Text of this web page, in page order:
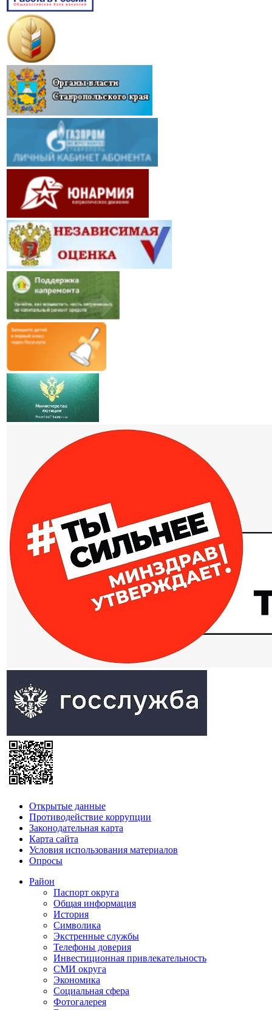
Открытые данные
Противодействие коррупции
Законодательная карта
Карта сайта
Условия использования материалов
Опросы
Район
Паспорт округа
Общая информация
История
Символика
Экстренные службы
Телефоны доверия
Инвестиционная привлекательность
СМИ округа
Экономика
Социальная сфера
Фотогалерея